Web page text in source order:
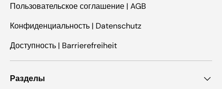
Пользовательское соглашение | AGB
Конфиденциальность | Datenschutz
Доступность | Barrierefreiheit
Разделы